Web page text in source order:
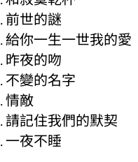
前世的謎
給你一生一世我的愛
昨夜的吻
不變的名字
情敵
請記住我們的默契
一夜不睡